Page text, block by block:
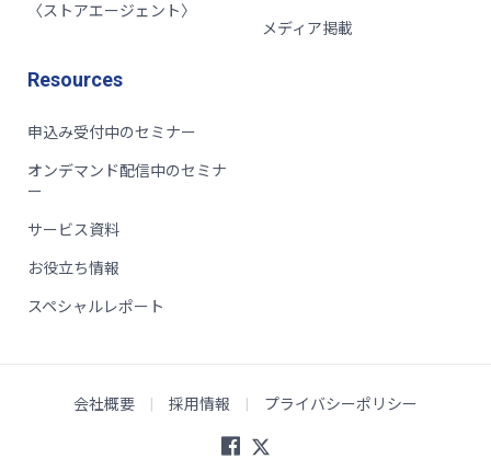
〈ストアエージェント〉
メディア掲載
Resources
申込み受付中のセミナー
オンデマンド配信中のセミナ
ー
サービス資料
お役立ち情報
スペシャルレポート
会社概要 採用情報 プライバシーポリシー